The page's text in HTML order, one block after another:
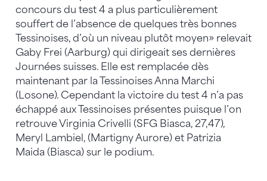
concours du test 4 a plus particulièrement
souffert de l’absence de quelques très bonnes
Tessinoises, d’où un niveau plutôt moyen» relevait
Gaby Frei (Aarburg) qui dirigeait ses dernières
Journées suisses. Elle est remplacée dès
maintenant par la Tessinoises Anna Marchi
(Losone). Cependant la victoire du test 4 n’a pas
échappé aux Tessinoises présentes puisque l’on
retrouve Virginia Crivelli (SFG Biasca, 27,47),
Meryl Lambiel, (Martigny Aurore) et Patrizia
Maida (Biasca) sur le podium.